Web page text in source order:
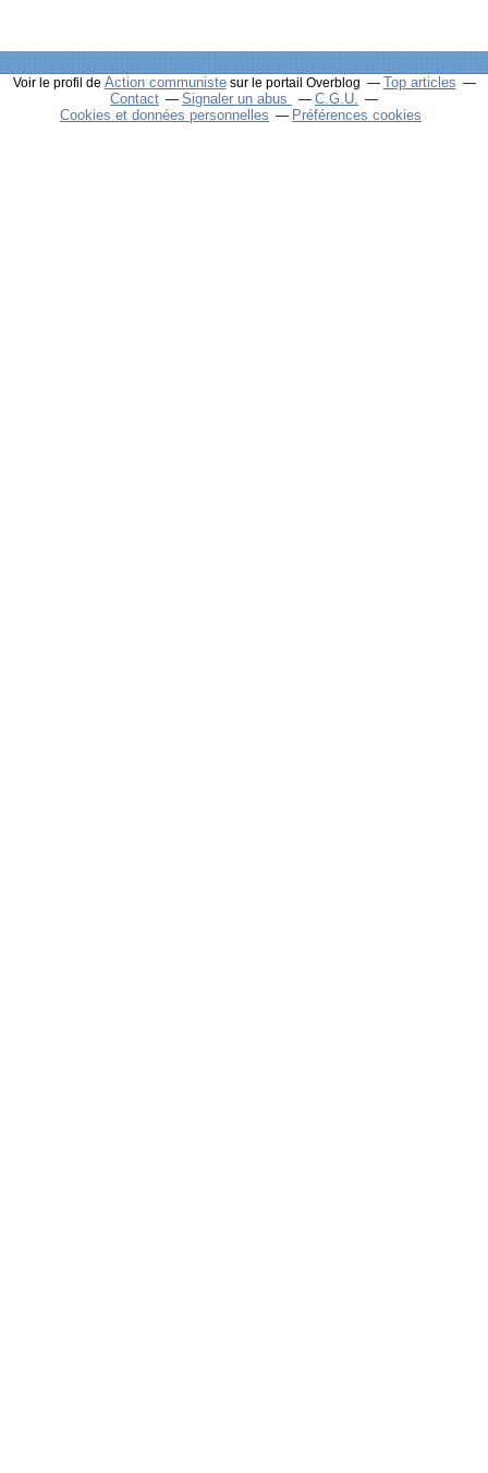
Voir le profil de Action communistesur le portail Overblog
Top articles
Contact
Signaler un abus
C.G.U.
Cookies et données personnelles
Préférences cookies